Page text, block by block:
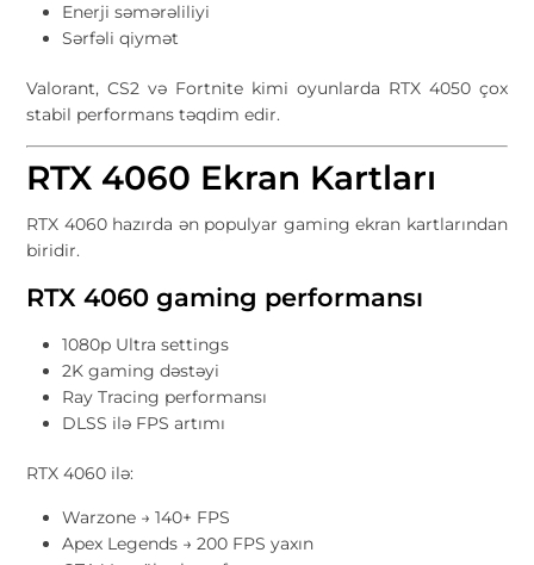
Enerji səmərəliliyi
Sərfəli qiymət
Valorant, CS2 və Fortnite kimi oyunlarda RTX 4050 çox
stabil performans təqdim edir.
RTX 4060 Ekran Kartları
RTX 4060 hazırda ən populyar gaming ekran kartlarından
biridir.
RTX 4060 gaming performansı
1080p Ultra settings
2K gaming dəstəyi
Ray Tracing performansı
DLSS ilə FPS artımı
RTX 4060 ilə:
Warzone → 140+ FPS
Apex Legends → 200 FPS yaxın